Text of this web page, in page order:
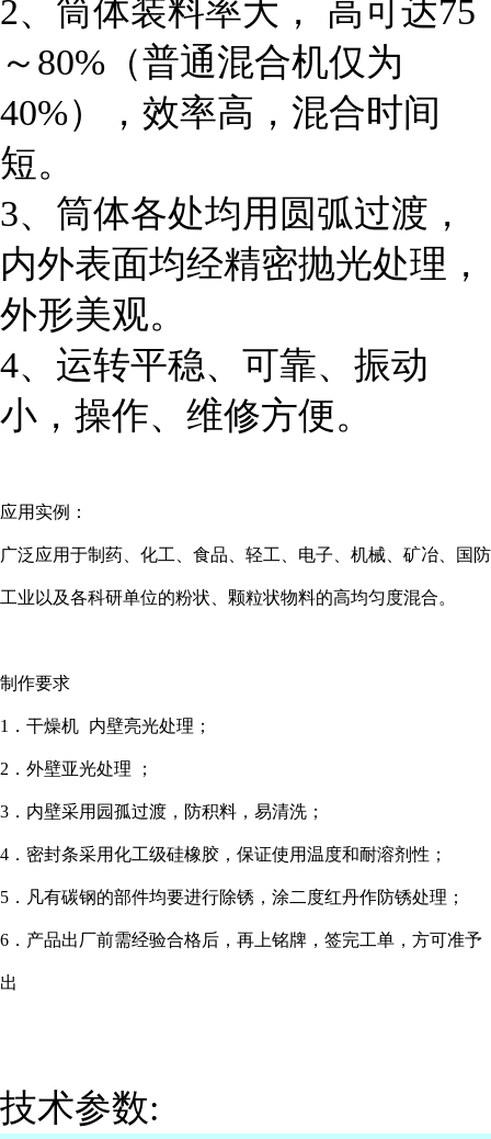
2、筒体装料率大， 高可达75
～80%（普通混合机仅为
40%），效率高，混合时间
短。
3、筒体各处均用圆弧过渡，
内外表面均经精密抛光处理，
外形美观。
4、运转平稳、可靠、振动
小，操作、维修方便。
应用实例：
广泛应用于制药、化工、食品、轻工、电子、机械、矿冶、国防
工业以及各科研单位的粉状、颗粒状物料的高均匀度混合。
制作要求
1．干燥机 内壁亮光处理；
2．外壁亚光处理 ；
3．内壁采用园孤过渡，防积料，易清洗；
4．密封条采用化工级硅橡胶，保证使用温度和耐溶剂性；
5．凡有碳钢的部件均要进行除锈，涂二度红丹作防锈处理；
6．产品出厂前需经验合格后，再上铭牌，签完工单，方可准予
出
技术参数: